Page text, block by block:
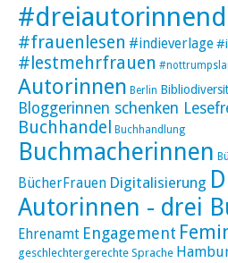
#frauenlesen #indieverlage
#lestmehrfrauen
Autorinnen Berlin
Bloggerinnen schenken
Buchhandel Buchhandlung
Buchmacherinnen
BücherFrauen Digitalisierung
Autorinnen - drei
Ehrenamt Engagement
geschlechtergerechte Sprache